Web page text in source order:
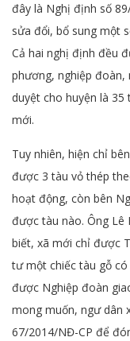
đây là Nghị định số
sửa đổi, bổ sung một
Cả hai nghị định đều
phương, nghiệp đoàn,
duyệt cho huyện là
mới.
Tuy nhiên, hiện chỉ
được 3 tàu vỏ thép
hoạt động, còn bên
được tàu nào. Ông Lê
biết, xã mới chỉ được
tư một chiếc tàu gỗ
được Nghiệp đoàn
mong muốn, ngư dân
67/2014/NĐ-CP để